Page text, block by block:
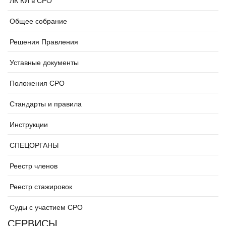
Общее собрание
Решения Правления
Уставные документы
Положения СРО
Стандарты и правила
Инструкции
СПЕЦОРГАНЫ
Реестр членов
Реестр стажировок
Суды с участием СРО
СЕРВИСЫ